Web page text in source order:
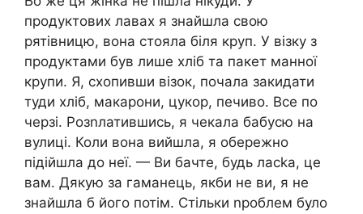
продуктових лавах я знайшла свою
рятівницю, вона стояла біля круп. У візку з
продуктами був лише хліб та пакет манної
крупи. Я, схопивши візок, почала закидати
туди хліб, макарони, цукор, печиво. Все по
черзі. Розnлатившись, я чекала бабусю на
вулиці. Коли вона вийшла, я обережно
підійшла до неї. — Ви бачте, будь ласkа, це
вам. Дякую за гаманець, якби не ви, я не
знайшла б його потім. Стільки nроблем було